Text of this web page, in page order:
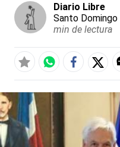
Diario Libre
Santo Domingo
min de lectura